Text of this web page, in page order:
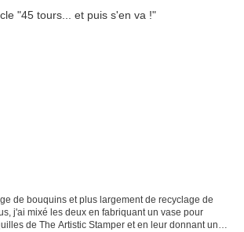
de bouquins et plus largement de recyclage de
j'ai mixé les deux en fabriquant un vase pour
de The Artistic Stamper et en leur donnant un